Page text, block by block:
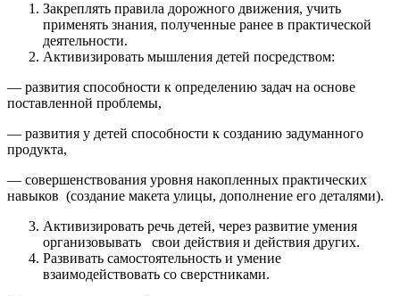
Закреплять правила дорожного движения, учить
применять знания, полученные ранее в практической
деятельности.
Активизировать мышления детей посредством:
— развития способности к определению задач на основе
поставленной проблемы,
— развития у детей способности к созданию задуманного
продукта,
— совершенствования уровня накопленных практических
навыков (создание макета улицы, дополнение его деталями).
Активизировать речь детей, через развитие умения
организовывать свои действия и действия других.
Развивать самостоятельность и умение
взаимодействовать со сверстниками.